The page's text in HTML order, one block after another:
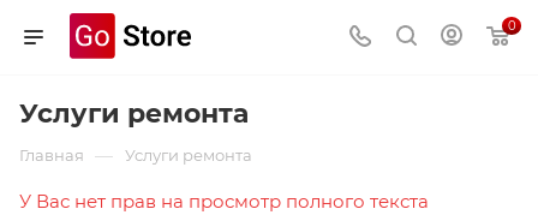
0
Услуги ремонта
Главная — Услуги ремонта
У Вас нет прав на просмотр полного текста